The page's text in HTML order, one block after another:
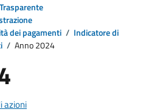
dei pagamenti / Indicatore di
/ Anno 2024
azioni